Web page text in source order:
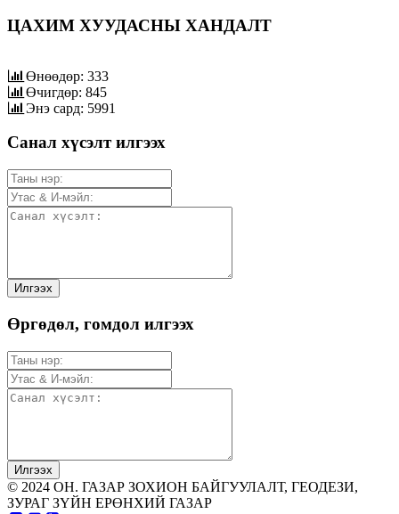
ЦАХИМ ХУУДАСНЫ ХАНДАЛТ
Өнөөдөр: 333
Өчигдөр: 845
Энэ сард: 5991
Санал хүсэлт илгээх
Өргөдөл, гомдол илгээх
© 2024 ОН. ГАЗАР ЗОХИОН БАЙГУУЛАЛТ, ГЕОДЕЗИ,
ЗУРАГ ЗҮЙН ЕРӨНХИЙ ГАЗАР